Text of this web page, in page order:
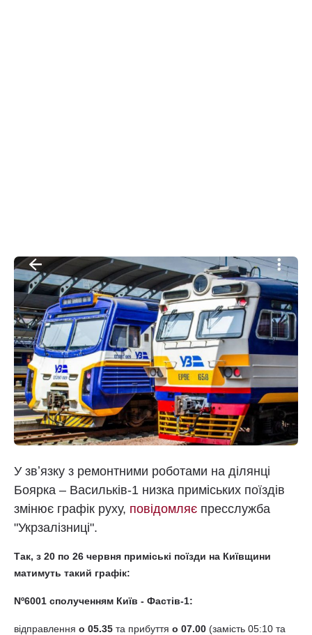
У звʼязку з ремонтними роботами на ділянці
Боярка – Васильків-1 низка приміських поїздів
змінює графік руху, повідомляє пресслужба
"Укрзалізниці".
Так, з 20 по 26 червня приміські поїзди на Київщини
матимуть такий графік:
Nº6001 сполученням Київ - Фастів-1:
відправлення о 05.35 та прибуття о 07.00 (замість 05:10 та